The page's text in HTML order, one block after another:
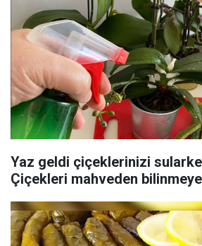
Yaz geldi çiçeklerinizi
Çiçekleri mahveden